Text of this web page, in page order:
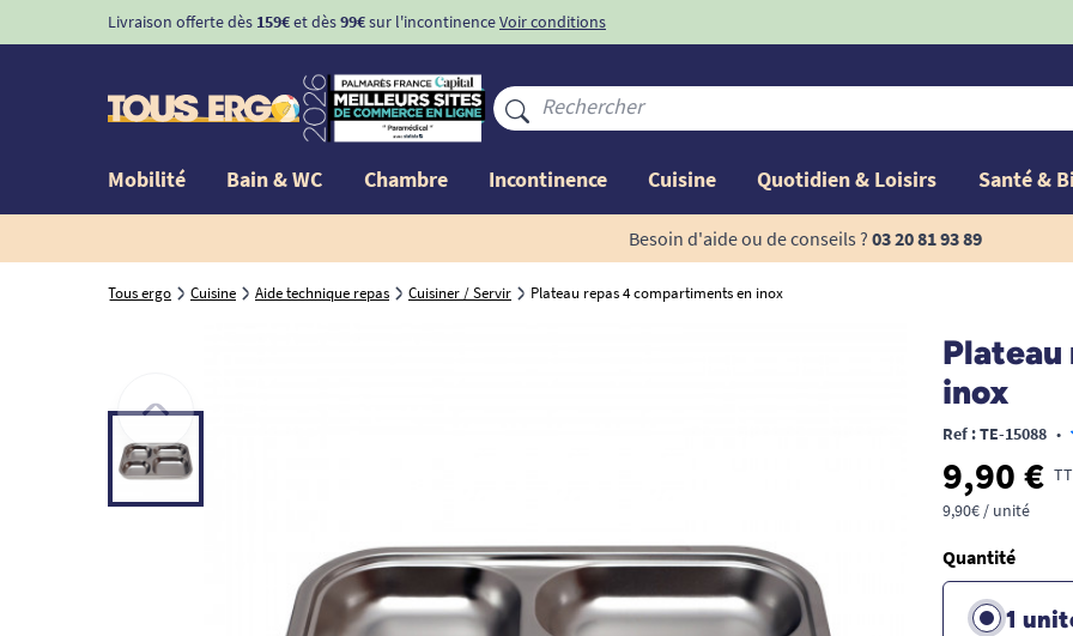
Livraison offerte dès 159€et dès99€sur l'incontinenceVoir conditions
Mobilité Bain & WC Chambre Incontinence Cuisine Quotidien & Loisirs Santé &
Besoin d'aide ou de conseils ? 03 20 81 93 89
Tous ergo Cuisine Aide technique repas Cuisiner / Servir Plateau repas 4 compartiments en inox
inox
Ref : TE-15088 •
9,90 €
9,90€ / unité
Quantité
1